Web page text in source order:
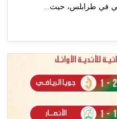
في طرابلس، حيث...